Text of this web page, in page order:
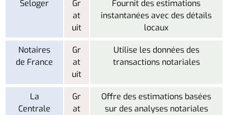
Seloger
Gr
at
uit
Fournit des estimations
instantanées avec des détails
locaux
Notaires
de France
Gr
at
uit
Utilise les données des
transactions notariales
La
Centrale
Gr
at
Offre des estimations basées
sur des analyses notariales